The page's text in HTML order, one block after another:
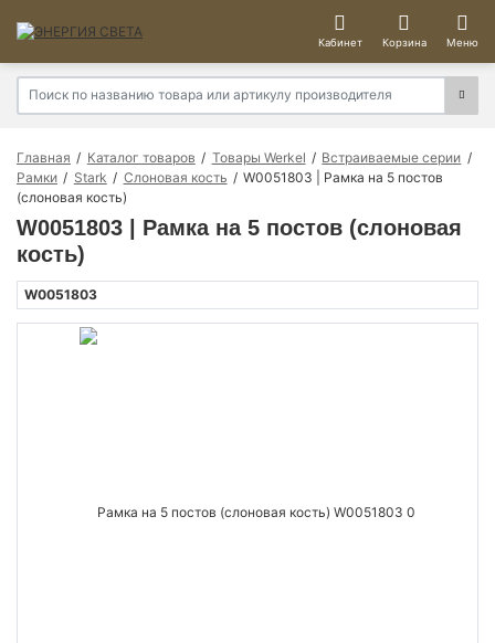
Кабинет Корзина Меню
Главная Каталог товаров Товары Werkel
Встраиваемые серии
Рамки
Stark Слоновая кость
W0051803 | Рамка на 5 постов
(слоновая кость)
W0051803 | Рамка на 5 постов (слоновая
кость)
W0051803